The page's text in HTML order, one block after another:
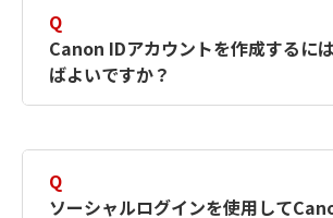
Q
Canon IDアカウントを作成するに
ばよいですか？
Q
ソーシャルログインを使用して